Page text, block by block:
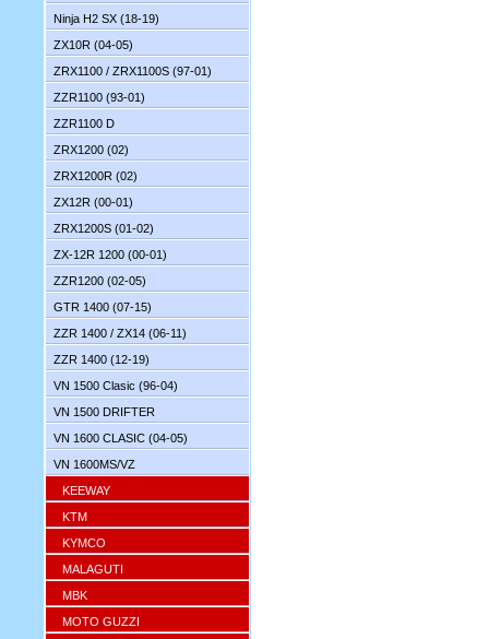
Ninja H2 SX (18-19)
ZX10R (04-05)
ZRX1100 / ZRX1100S (97-01)
ZZR1100 (93-01)
ZZR1100 D
ZRX1200 (02)
ZRX1200R (02)
ZX12R (00-01)
ZRX1200S (01-02)
ZX-12R 1200 (00-01)
ZZR1200 (02-05)
GTR 1400 (07-15)
ZZR 1400 / ZX14 (06-11)
ZZR 1400 (12-19)
VN 1500 Clasic (96-04)
VN 1500 DRIFTER
VN 1600 CLASIC (04-05)
VN 1600MS/VZ
KEEWAY
KTM
KYMCO
MALAGUTI
MBK
MOTO GUZZI